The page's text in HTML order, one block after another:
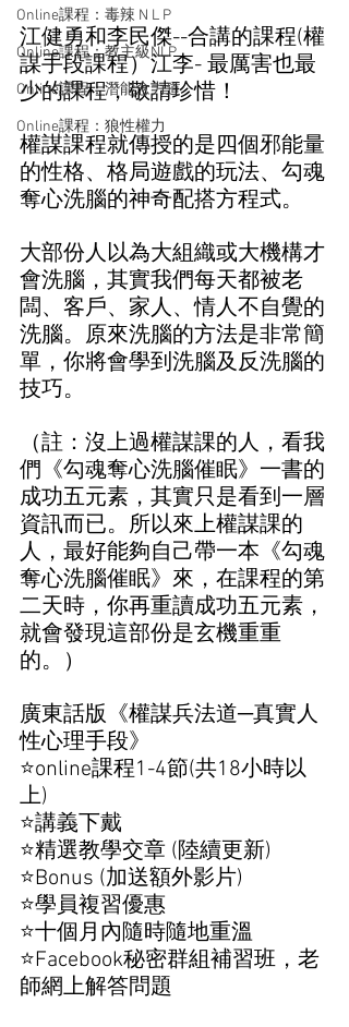
Online課程：毒辣 N L P
Online課程：教主級NLP
Online課程：潛能念力道
Online課程：狼性權力
江健勇和李民傑--合講的課程(權
謀手段課程）江李- 最厲害也最
少的課程，敬請珍惜！
權謀課程就傳授的是四個邪能量
的性格、格局遊戲的玩法、勾魂
奪心洗腦的神奇配搭方程式。
大部份人以為大組織或大機構才
會洗腦，其實我們每天都被老
闆、客戶、家人、情人不自覺的
洗腦。原來洗腦的方法是非常簡
單，你將會學到洗腦及反洗腦的
技巧。
（註：沒上過權謀課的人，看我
們《勾魂奪心洗腦催眠》一書的
成功五元素，其實只是看到一層
資訊而已。所以來上權謀課的
人，最好能夠自己帶一本《勾魂
奪心洗腦催眠》來，在課程的第
二天時，你再重讀成功五元素，
就會發現這部份是玄機重重
的。）
廣東話版《權謀兵法道─真實人
性心理手段》
⭐online課程1-4節(共18小時以
上)
⭐講義下戴
⭐精選教學交章 (陸續更新)
⭐Bonus (加送額外影片)
⭐學員複習優惠
⭐十個月內隨時隨地重溫
⭐Facebook秘密群組補習班，老
師網上解答問題